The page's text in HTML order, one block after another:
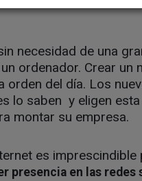
necesidad de una
ordenador. Crear un
orden del día. Los
lo saben y eligen esta
montar su empresa.
es imprescindible
presencia en las redes